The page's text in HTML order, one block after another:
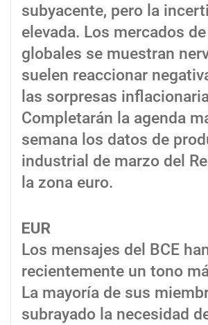
subyacente, pero la
elevada. Los mercados
globales se muestran
suelen reaccionar
las sorpresas
Completarán la agenda
semana los datos de
industrial de marzo del
la zona euro.
EUR
Los mensajes del BCE
recientemente un tono
La mayoría de sus
subrayado la necesidad